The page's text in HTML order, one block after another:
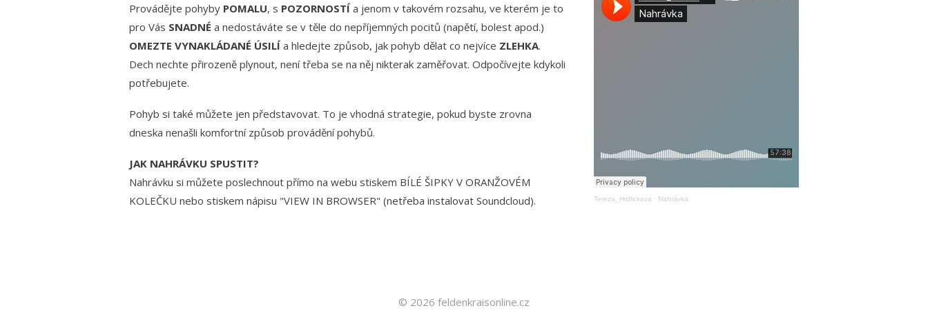
Provádějte pohyby POMALU, s POZORNOSTÍ a jenom v takovém rozsahu, ve kterém je to
pro Vás SNADNÉ a nedostáváte se v těle do nepříjemných pocitů (napětí, bolest apod.)
OMEZTE VYNAKLÁDANÉ ÚSILÍ a hledejte způsob, jak pohyb dělat co nejvíce ZLEHKA.
Dech nechte přirozeně plynout, není třeba se na něj nikterak zaměřovat. Odpočívejte kdykoli
potřebujete.
Pohyb si také můžete jen představovat. To je vhodná strategie, pokud byste zrovna
dneska nenašli komfortní způsob provádění pohybů.
JAK NAHRÁVKU SPUSTIT?
Nahrávku si můžete poslechnout přímo na webu stiskem BÍLÉ ŠIPKY V ORANŽOVÉM
KOLEČKU nebo stiskem nápisu "VIEW IN BROWSER" (netřeba instalovat Soundcloud).
Tereza_Hrdlickova · Nahrávka
© 2026 feldenkraisonline.cz